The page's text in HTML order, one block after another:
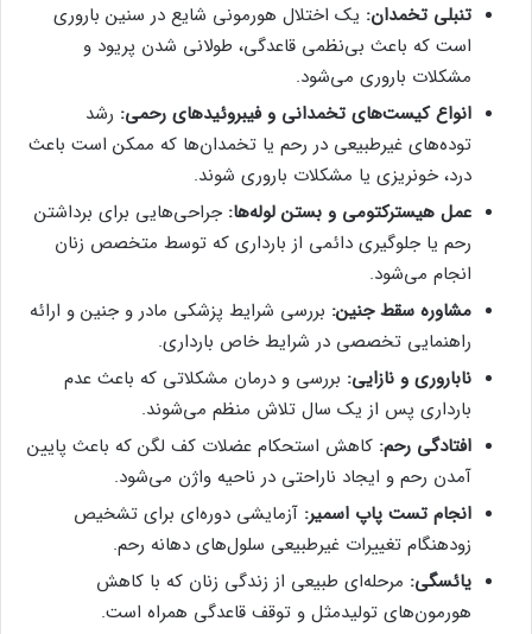
تنبلی تخمدان: یک اختلال هورمونی شایع در سنین باروری
است که باعث بی‌نظمی قاعدگی، طولانی شدن پریود و
مشکلات باروری می‌شود.
انواع کیست‌های تخمدانی و فیبروئیدهای رحمی: رشد
توده‌های غیرطبیعی در رحم یا تخمدان‌ها که ممکن است باعث
درد، خونریزی یا مشکلات باروری شوند.
عمل هیسترکتومی و بستن لوله‌ها: جراحی‌هایی برای برداشتن
رحم یا جلوگیری دائمی از بارداری که توسط متخصص زنان
انجام می‌شود.
مشاوره سقط جنین: بررسی شرایط پزشکی مادر و جنین و ارائه
راهنمایی تخصصی در شرایط خاص بارداری.
ناباروری و نازایی: بررسی و درمان مشکلاتی که باعث عدم
بارداری پس از یک سال تلاش منظم می‌شوند.
افتادگی رحم: کاهش استحکام عضلات کف لگن که باعث پایین
آمدن رحم و ایجاد ناراحتی در ناحیه واژن می‌شود.
انجام تست پاپ اسمیر: آزمایشی دوره‌ای برای تشخیص
زودهنگام تغییرات غیرطبیعی سلول‌های دهانه رحم.
یائسگی: مرحله‌ای طبیعی از زندگی زنان که با کاهش
هورمون‌های تولیدمثل و توقف قاعدگی همراه است.